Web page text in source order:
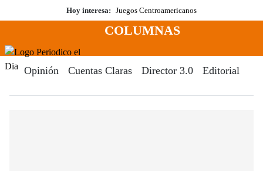
al
Hoy interesa: Juegos Centroamericanos
Menú
COLUMNAS
Opinión Cuentas Claras Director 3.0 Editorial